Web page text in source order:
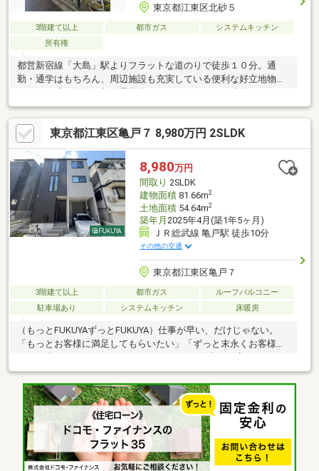
東京都江東区北砂５
3階建て以上 都市ガス
システムキッチン
所有権
都営新宿線「大島」駅よりフラットな道のりで徒歩１０分。通
勤・通学はもちろん、周辺施設も充実している便利な好立地物件
ームベースや投資用にも是非！
東京都江東区亀戸７ 8,980万円 2SLDK
8,980万円
間取り 2SLDK
建物面積81.66m2
土地面積54.64m2
築年月 2025年4月(築1年5ヶ月)
ＪＲ総武線 亀戸駅 徒歩10分
その他の交通
東京都江東区亀戸７
3階建て以上 都市ガス
ルーフバルコニー
駐車場あり
システムキッチン 床暖房
（もっとFUKUYAずっとFUKUYA）仕事が早い、だけじゃない。
「もっとお客様に満足してもらいたい」「ずっと末永くお客様と
とクオリティの高い仕事をモットーに業務に取り組んでおりま
す。些細な事でもお気軽にご相談ください。-------------------------------
LDに床暖房有 ビルトイン車庫スペース1台有（1階建物面積に別
途ビルトイン車庫面積約8.07㎡有、駐車可能台数は車種によ
る） 2重サッシ有（洋室①引違い窓1ヶ所、LDK引違い窓2ヶ
所） 写真中の家具等の調度品は対象に含まれません